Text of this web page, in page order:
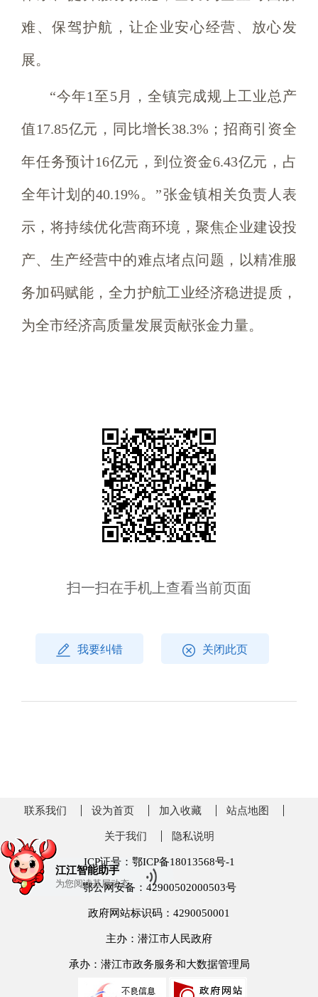
江江智能助手
为您阅读基层动态
难、保驾护航，让企业安心经营、放心发
展。
“今年1至5月，全镇完成规上工业总产
值17.85亿元，同比增长38.3%；招商引资全
年任务预计16亿元，到位资金6.43亿元，占
全年计划的40.19%。”张金镇相关负责人表
示，将持续优化营商环境，聚焦企业建设投
产、生产经营中的难点堵点问题，以精准服
务加码赋能，全力护航工业经济稳进提质，
为全市经济高质量发展贡献张金力量。
扫一扫在手机上查看当前页面
我要纠错 关闭此页
联系我们 设为首页 加入收藏 站点地图
关于我们 隐私说明
ICP证号：鄂ICP备18013568号-1
鄂公网安备：42900502000503号
政府网站标识码：4290050001
主办：潜江市人民政府
承办：潜江市政务服务和大数据管理局